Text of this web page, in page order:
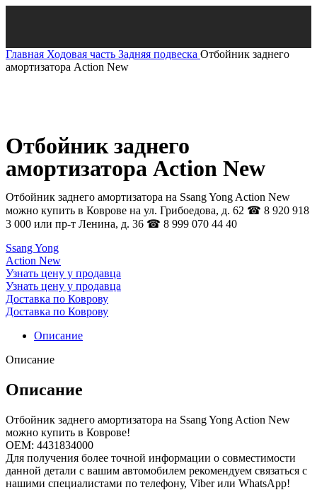
Главная Ходовая часть Задняя подвеска Отбойник заднего
амортизатора Action New
Отбойник заднего
амортизатора Action New
Отбойник заднего амортизатора на Ssang Yong Action New
можно купить в Коврове на ул. Грибоедова, д. 62 ☎ 8 920 918
3 000 или пр-т Ленина, д. 36 ☎ 8 999 070 44 40
Ssang Yong
Action New
Узнать цену у продавца
Узнать цену у продавца
Доставка по Коврову
Доставка по Коврову
Описание
Описание
Описание
Отбойник заднего амортизатора на Ssang Yong Action New
можно купить в Коврове!
OEM: 4431834000
Для получения более точной информации о совместимости
данной детали с вашим автомобилем рекомендуем связаться с
нашими специалистами по телефону, Viber или WhatsApp!